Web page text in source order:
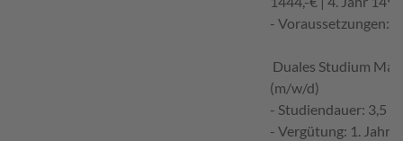
- Voraussetzungen:
Duales Studium
(m/w/d)
- Studiendauer: 3,5
- Vergütung: 1. Jahr